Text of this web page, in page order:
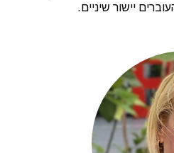
יישור שיניים.